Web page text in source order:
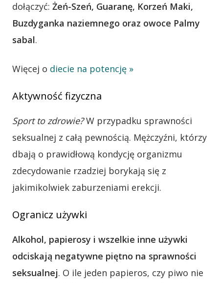
dołączyć: Żeń-Szeń, Guaranę, Korzeń Maki,
Buzdyganka naziemnego oraz owoce Palmy
sabal.
Więcej o diecie na potencję »
Aktywność fizyczna
Sport to zdrowie?W przypadku sprawności
seksualnej z całą pewnością. Mężczyźni, którzy
dbają o prawidłową kondycję organizmu
zdecydowanie rzadziej borykają się z
jakimikolwiek zaburzeniami erekcji.
Ogranicz używki
Alkohol, papierosy i wszelkie inne używki
odciskają negatywne piętno na sprawności
seksualnej. O ile jeden papieros, czy piwo nie